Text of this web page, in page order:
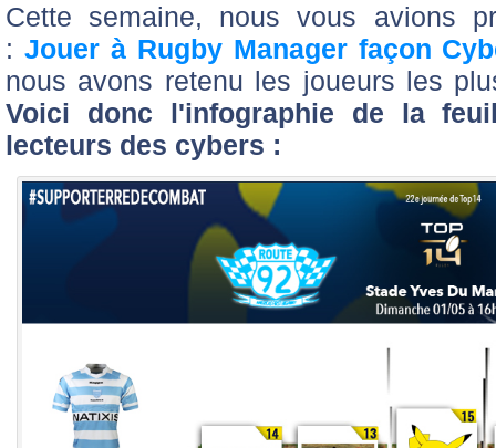
Cette semaine, nous vous avions
: Jouer à Rugby Manager façon
nous avons retenu les joueurs les
Voici donc l'infographie de la
lecteurs des cybers :